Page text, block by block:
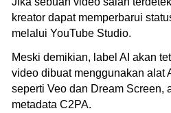
kreator dapat memperbarui
melalui YouTube Studio.
Meski demikian, label AI akan
video dibuat menggunakan alat
seperti Veo dan Dream Screen,
metadata C2PA.